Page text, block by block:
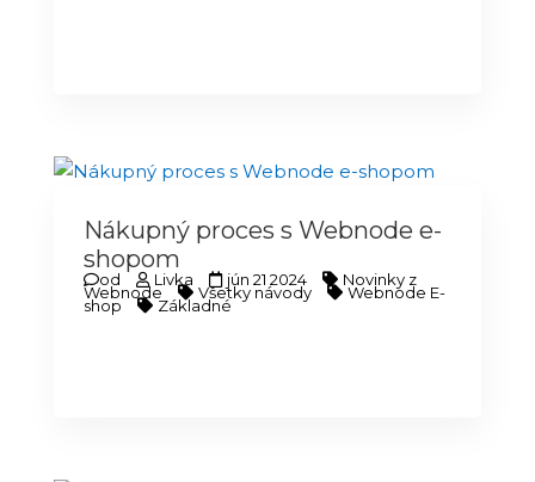
Nákupný proces s Webnode e-
shopom
od Livka jún 21 2024 Novinky z
Webnode Všetky návody Webnode E-
shop Základné